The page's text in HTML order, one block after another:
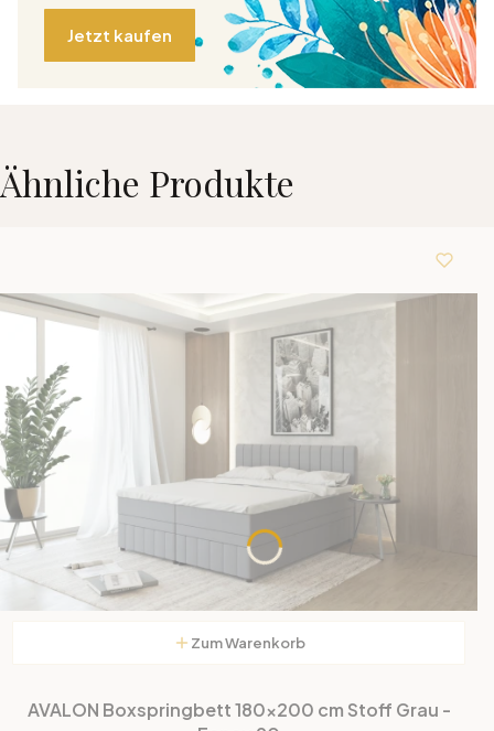
Jetzt kaufen
Ähnliche Produkte
Zum Warenkorb
AVALON Boxspringbett 180x200 cm Stoff Grau -